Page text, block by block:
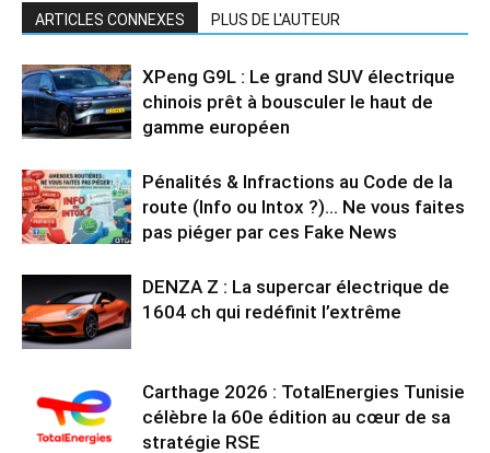
ARTICLES CONNEXES PLUS DE L'AUTEUR
XPeng G9L : Le grand SUV électrique
chinois prêt à bousculer le haut de
gamme européen
Pénalités & Infractions au Code de la
route (Info ou Intox ?)… Ne vous faites
pas piéger par ces Fake News
DENZA Z : La supercar électrique de
1604 ch qui redéfinit l’extrême
Carthage 2026 : TotalEnergies Tunisie
célèbre la 60e édition au cœur de sa
stratégie RSE